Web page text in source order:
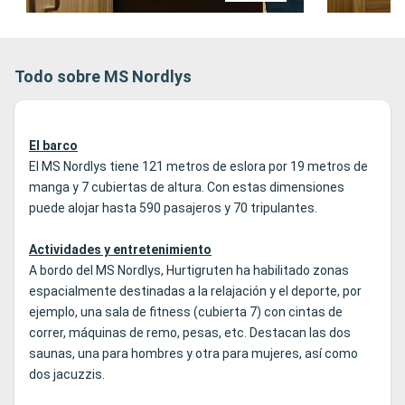
Todo sobre MS Nordlys
El barco
El MS Nordlys tiene 121 metros de eslora por 19 metros de
manga y 7 cubiertas de altura. Con estas dimensiones
puede alojar hasta 590 pasajeros y 70 tripulantes.
Actividades y entretenimiento
A bordo del MS Nordlys, Hurtigruten ha habilitado zonas
espacialmente destinadas a la relajación y el deporte, por
ejemplo, una sala de fitness (cubierta 7) con cintas de
correr, máquinas de remo, pesas, etc. Destacan las dos
saunas, una para hombres y otra para mujeres, así como
dos jacuzzis.